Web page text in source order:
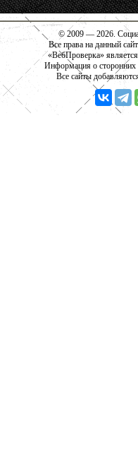
© 2009 — 2026.
Все права на данный
«ВебПроверка»
Информация о сторонних
Все сайты